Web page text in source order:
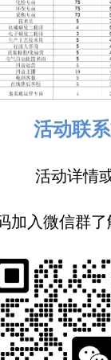
活动联
活动详情
加入微信群